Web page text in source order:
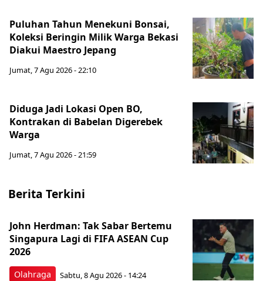
Puluhan Tahun Menekuni Bonsai,
Koleksi Beringin Milik Warga Bekasi
Diakui Maestro Jepang
Jumat, 7 Agu 2026 - 22:10
Diduga Jadi Lokasi Open BO,
Kontrakan di Babelan Digerebek
Warga
Jumat, 7 Agu 2026 - 21:59
Berita Terkini
Olahraga
John Herdman: Tak Sabar Bertemu
Singapura Lagi di FIFA ASEAN Cup
2026
Sabtu, 8 Agu 2026 - 14:24